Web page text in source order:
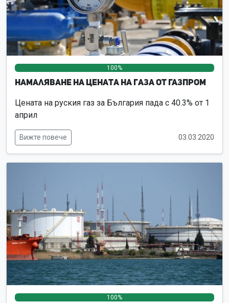
100%
Намаляване на цената на газа от Газпром
Цената на руския газ за България пада с 40.3% от 1
април
Вижте повече 03.03.2020
100%